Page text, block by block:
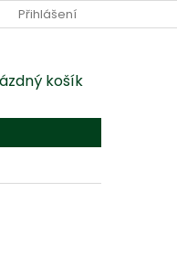
Přihlášení
košík